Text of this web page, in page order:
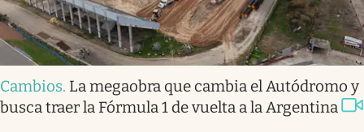
Cambios. La megaobra que cambia el Autódromo y
busca traer la Fórmula 1 de vuelta a la Argentina